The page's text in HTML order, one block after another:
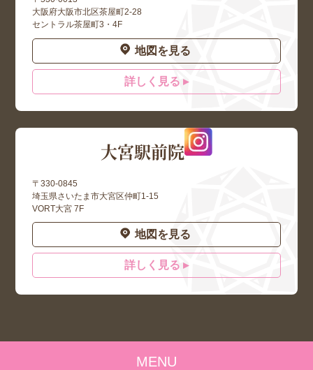
大阪府大阪市北区茶屋町2-28
セントラル茶屋町3・4F
地図を見る
詳しく見る ▸
大宮駅前院
〒330-0845
埼玉県さいたま市大宮区仲町1-15
VORT大宮 7F
地図を見る
詳しく見る ▸
MENU